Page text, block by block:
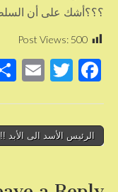
؟؟؟أشك على أن
Post Views: 500
F
e
o
T
er
E
Post
الرئيس الأسد الى الأبد